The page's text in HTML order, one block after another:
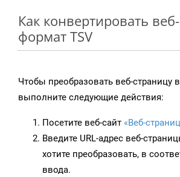
Как конвертировать
формат TSV
Чтобы преобразовать веб-страницу
выполните следующие действия:
Посетите веб-сайт «Веб-
Введите URL-адрес веб-
хотите преобразовать, в
ввода.